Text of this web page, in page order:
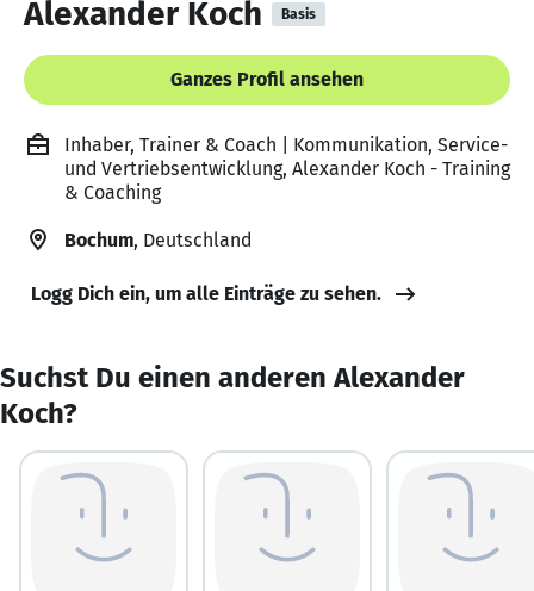
Alexander Koch Basis
Ganzes Profil ansehen
Inhaber, Trainer & Coach | Kommunikation, Service-
und Vertriebsentwicklung, Alexander Koch - Training
& Coaching
Bochum, Deutschland
Logg Dich ein, um alle Einträge zu sehen.
Suchst Du einen anderen Alexander
Koch?